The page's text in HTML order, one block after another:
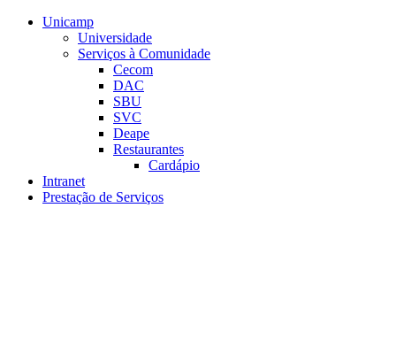
Conteúdo principal
Unicamp
Universidade
Serviços à Comunidade
Cecom
DAC
SBU
SVC
Deape
Restaurantes
Cardápio
Intranet
Prestação de Serviços